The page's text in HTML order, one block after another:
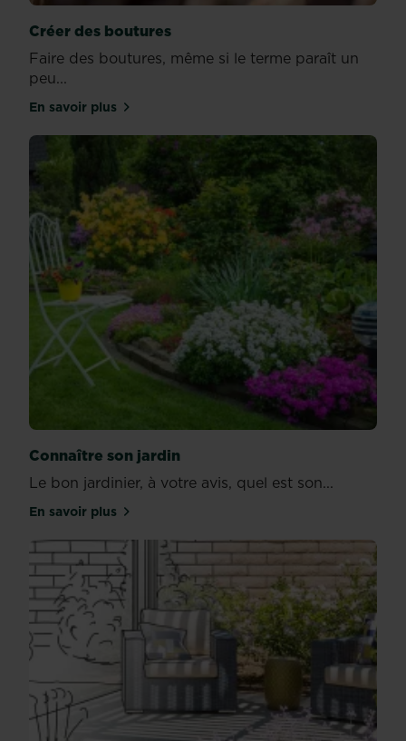
Créer des boutures
Faire des boutures, même si le terme paraît un
peu...
En savoir plussur Créer des boutures
Connaître son jardin
Le bon jardinier, à votre avis, quel est son...
En savoir plussur Connaître son jardin